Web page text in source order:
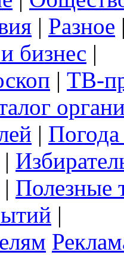
| Разное
бизнес |
| ТВ-
|
|
| Полезные
|